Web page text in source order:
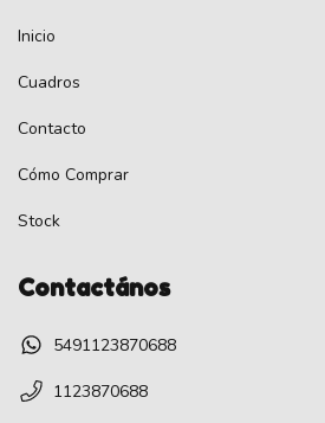
Inicio
Cuadros
Contacto
Cómo Comprar
Stock
Contactános
5491123870688
1123870688